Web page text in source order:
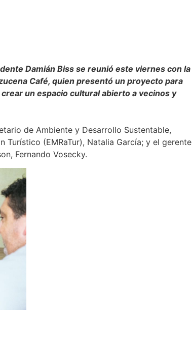
Damián Biss se reunió este viernes con la
Café, quien presentó un proyecto para
un espacio cultural abierto a vecinos y
de Ambiente y Desarrollo Sustentable,
Turístico (EMRaTur), Natalia García; y el gerente
Fernando Vosecky.